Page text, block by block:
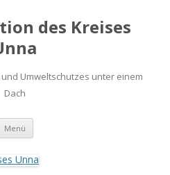
des Kreises
Umweltschutzes unter einem
Dach
Menü Zum
springen